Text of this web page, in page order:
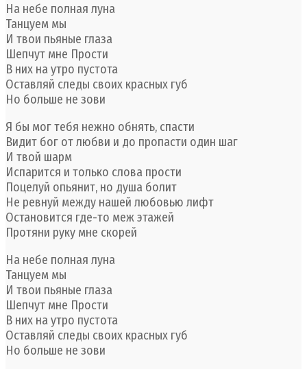
На небе полная луна
Танцуем мы
И твои пьяные глаза
Шепчут мне Прости
В них на утро пустота
Оставляй следы своих красных губ
Но больше не зови
Я бы мог тебя нежно обнять, спасти
Видит бог от любви и до пропасти один шаг
И твой шарм
Испарится и только слова прости
Поцелуй опьянит, но душа болит
Не ревнуй между нашей любовью лифт
Остановится где-то меж этажей
Протяни руку мне скорей
На небе полная луна
Танцуем мы
И твои пьяные глаза
Шепчут мне Прости
В них на утро пустота
Оставляй следы своих красных губ
Но больше не зови